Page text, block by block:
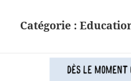
Catégorie :